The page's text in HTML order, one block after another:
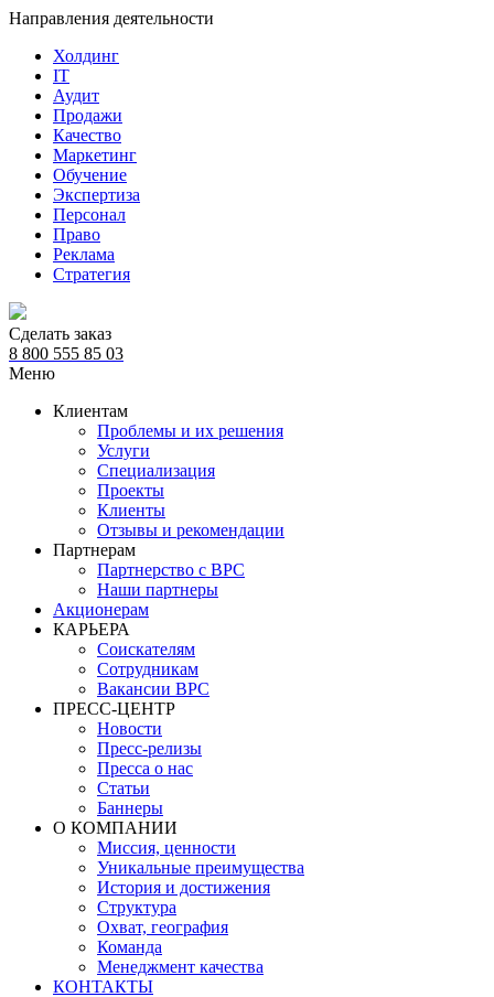
Направления деятельности
Холдинг
IT
Аудит
Продажи
Качество
Маркетинг
Обучение
Экспертиза
Персонал
Право
Реклама
Стратегия
Сделать заказ
8 800 555 85 03
Меню
Клиентам
Проблемы и их решения
Услуги
Специализация
Проекты
Клиенты
Отзывы и рекомендации
Партнерам
Партнерство с BPC
Наши партнеры
Акционерам
КАРЬЕРА
Соискателям
Сотрудникам
Вакансии BPC
ПРЕСС-ЦЕНТР
Новости
Пресс-релизы
Пресса о нас
Статьи
Баннеры
О КОМПАНИИ
Миссия, ценности
Уникальные преимущества
История и достижения
Структура
Охват, география
Команда
Менеджмент качества
КОНТАКТЫ